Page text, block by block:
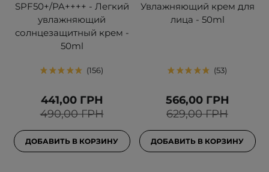
SPF50+/PA++++ - Легкий
увлажняющий
солнцезащитный крем -
50ml
156
490,00 ГРН
441,00 ГРН
ДОБАВИТЬ В КОРЗИНУ
Увлажняющий крем для
лица - 50ml
53
629,00 ГРН
566,00 ГРН
ДОБАВИТЬ В КОРЗИНУ